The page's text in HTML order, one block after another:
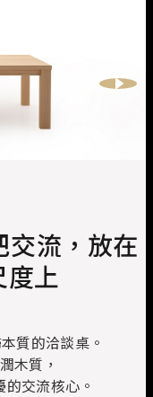
交流，放在
度上
質的洽談桌。
木質，
交流核心。